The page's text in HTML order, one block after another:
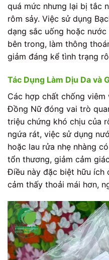
quá mức nhưng lại bị tắc
rôm sảy. Việc sử dụng
dạng sắc uống hoặc
bên trong, làm thông
giảm đáng kể tình trạng
Tác Dụng Làm Dịu Da và
Các hợp chất chống
Đồng Nữ đóng vai trò
triệu chứng khó chịu của
ngứa rát, việc sử dụng
hoặc lau rửa nhẹ nhàng
tổn thương, giảm cảm
Điều này đặc biệt hữu ích
cảm thấy thoải mái hơn,